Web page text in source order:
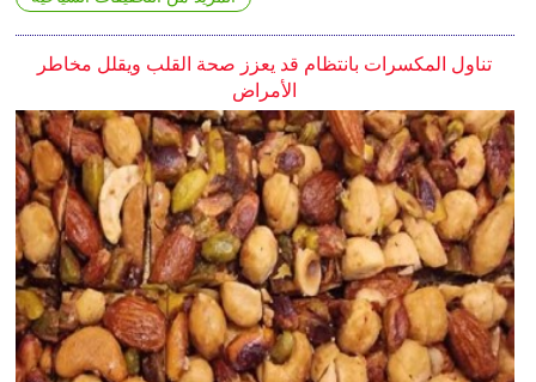
تناول المكسرات بانتظام قد يعزز صحة القلب ويقلل مخاطر
الأمراض